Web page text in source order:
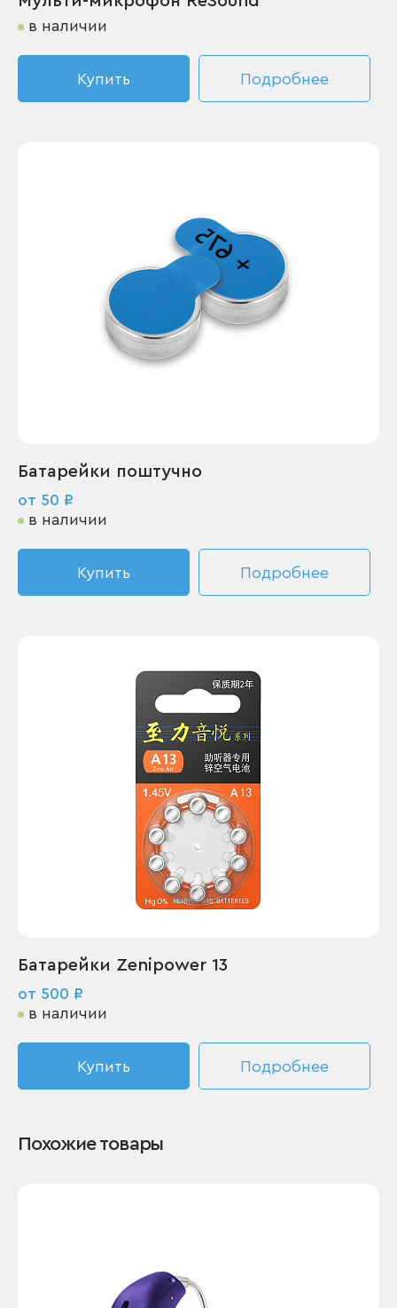
в наличии
Купить Подробнее
Батарейки поштучно
от 50 ₽
в наличии
Купить Подробнее
Батарейки Zenipower 13
от 500 ₽
в наличии
Купить Подробнее
Похожие товары